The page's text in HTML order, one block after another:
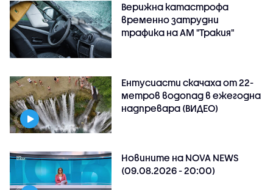
Верижна катастрофа
временно затрудни
трафика на АМ "Тракия"
Ентусиасти скачаха от 22-
метров водопад в ежегодна
надпревара (ВИДЕО)
Новините на NOVA NEWS
(09.08.2026 - 20:00)